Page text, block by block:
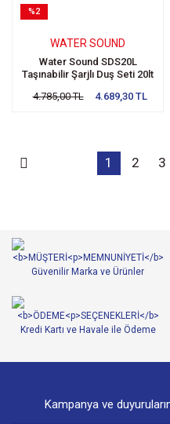
%2
WATER SOUND
Water Sound SDS20L
Taşınabilir Şarjlı Duş Seti 20lt
4.785,00 TL
4.689,30 TL
1 2 3
Kampanya ve